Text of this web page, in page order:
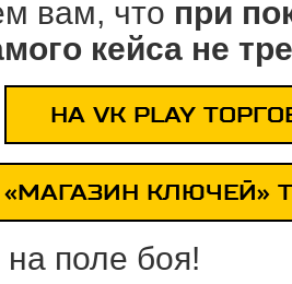
вам, что при
кейса не
НА VK PLAY
«МАГАЗИН КЛЮЧЕЙ»
поле боя!